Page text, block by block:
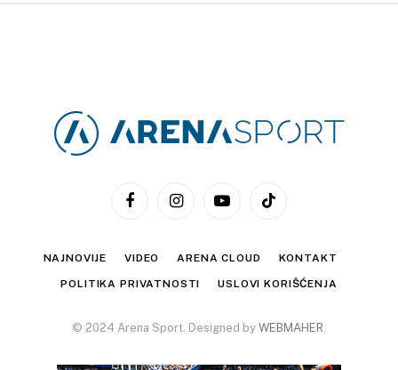
FacebookInstagramYouTubeTikTok
NAJNOVIJE VIDEO ARENA CLOUD KONTAKT
POLITIKA PRIVATNOSTI USLOVI KORIŠĆENJA
© 2024 Arena Sport. Designed by WEBMAHER